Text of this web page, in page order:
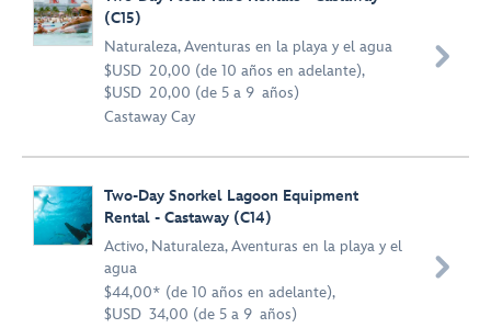
(C15)
Naturaleza,Aventuras en la playa y el agua
$USD 20,00 (de 10 años en adelante),
$USD 20,00 (de 5 a 9 años)
Castaway Cay

Two-Day Snorkel Lagoon Equipment
Rental - Castaway (C14)
Activo, Naturaleza,Aventuras en la playa y el
agua
$44,00* (de 10 años en adelante),
$USD 34,00 (de 5 a 9 años)
